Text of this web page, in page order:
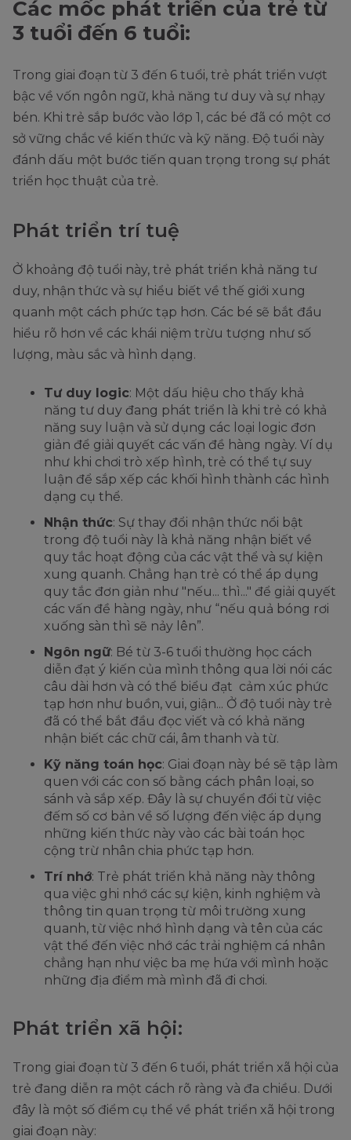
Các mốc phát triển của trẻ từ
3 tuổi đến 6 tuổi:
Trong giai đoạn từ 3 đến 6 tuổi, trẻ phát triển vượt
bậc về vốn ngôn ngữ, khả năng tư duy và sự nhạy
bén. Khi trẻ sắp bước vào lớp 1, các bé đã có một cơ
sở vững chắc về kiến thức và kỹ năng. Độ tuổi này
đánh dấu một bước tiến quan trọng trong sự phát
triển học thuật của trẻ.
Phát triển trí tuệ
Ở khoảng độ tuổi này, trẻ phát triển khả năng tư
duy, nhận thức và sự hiểu biết về thế giới xung
quanh một cách phức tạp hơn. Các bé sẽ bắt đầu
hiểu rõ hơn về các khái niệm trừu tượng như số
lượng, màu sắc và hình dạng.
Tư duy logic: Một dấu hiệu cho thấy khả
năng tư duy đang phát triển là khi trẻ có khả
năng suy luận và sử dụng các loại logic đơn
giản để giải quyết các vấn đề hàng ngày. Ví dụ
như khi chơi trò xếp hình, trẻ có thể tự suy
luận để sắp xếp các khối hình thành các hình
dạng cụ thể.
Nhận thức: Sự thay đổi nhận thức nổi bật
trong độ tuổi này là khả năng nhận biết về
quy tắc hoạt động của các vật thể và sự kiện
xung quanh. Chẳng hạn trẻ có thể áp dụng
quy tắc đơn giản như "nếu... thì..." để giải quyết
các vấn đề hàng ngày, như “nếu quả bóng rơi
xuống sàn thì sẽ nảy lên”.
Ngôn ngữ: Bé từ 3-6 tuổi thường học cách
diễn đạt ý kiến của mình thông qua lời nói các
câu dài hơn và có thể biểu đạt cảm xúc phức
tạp hơn như buồn, vui, giận... Ở độ tuổi này trẻ
đã có thể bắt đầu đọc viết và có khả năng
nhận biết các chữ cái, âm thanh và từ.
Kỹ năng toán học: Giai đoạn này bé sẽ tập làm
quen với các con số bằng cách phân loại, so
sánh và sắp xếp. Đây là sự chuyển đổi từ việc
đếm số cơ bản về số lượng đến việc áp dụng
những kiến thức này vào các bài toán học
cộng trừ nhân chia phức tạp hơn.
Trí nhớ: Trẻ phát triển khả năng này thông
qua việc ghi nhớ các sự kiện, kinh nghiệm và
thông tin quan trọng từ môi trường xung
quanh, từ việc nhớ hình dạng và tên của các
vật thể đến việc nhớ các trải nghiệm cá nhân
chẳng hạn như việc ba mẹ hứa với mình hoặc
những địa điểm mà mình đã đi chơi.
Phát triển xã hội:
Trong giai đoạn từ 3 đến 6 tuổi, phát triển xã hội của
trẻ đang diễn ra một cách rõ ràng và đa chiều. Dưới
đây là một số điểm cụ thể về phát triển xã hội trong
giai đoạn này: